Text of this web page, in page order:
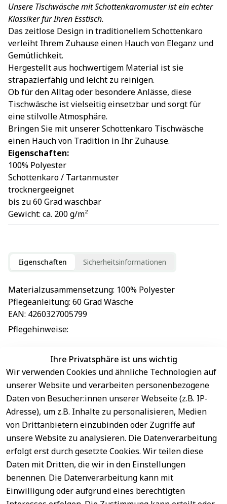
Unsere Tischwäsche mit Schottenkaromuster ist ein echter
Klassiker für Ihren Esstisch.
Das zeitlose Design in traditionellem Schottenkaro
verleiht Ihrem Zuhause einen Hauch von Eleganz und
Gemütlichkeit.
Hergestellt aus hochwertigem Material ist sie
strapazierfähig und leicht zu reinigen.
Ob für den Alltag oder besondere Anlässe, diese
Tischwäsche ist vielseitig einsetzbar und sorgt für
eine stilvolle Atmosphäre.
Bringen Sie mit unserer Schottenkaro Tischwäsche
einen Hauch von Tradition in Ihr Zuhause.
Eigenschaften:
100% Polyester
Schottenkaro / Tartanmuster
trocknergeeignet
bis zu 60 Grad waschbar
Gewicht: ca. 200 g/m²
Eigenschaften Sicherheitsinformationen
Materialzusammensetzung: 100% Polyester
Pflegeanleitung: 60 Grad Wäsche
EAN: 4260327005799
Pflegehinweise:
EU-Verantwortliche Person - klicken Sie für Details
Ihre Privatsphäre ist uns wichtig
Wir verwenden Cookies und ähnliche Technologien auf
unserer Website und verarbeiten personenbezogene
Daten von Besucher:innen unserer Webseite (z.B. IP-
Adresse), um z.B. Inhalte zu personalisieren, Medien
von Drittanbietern einzubinden oder Zugriffe auf
unsere Website zu analysieren. Die Datenverarbeitung
erfolgt erst durch gesetzte Cookies. Wir teilen diese
Daten mit Dritten, die wir in den Einstellungen
benennen. Die Datenverarbeitung kann mit
Einwilligung oder aufgrund eines berechtigten
RechtlichesService
Sichere
Zahlungsar